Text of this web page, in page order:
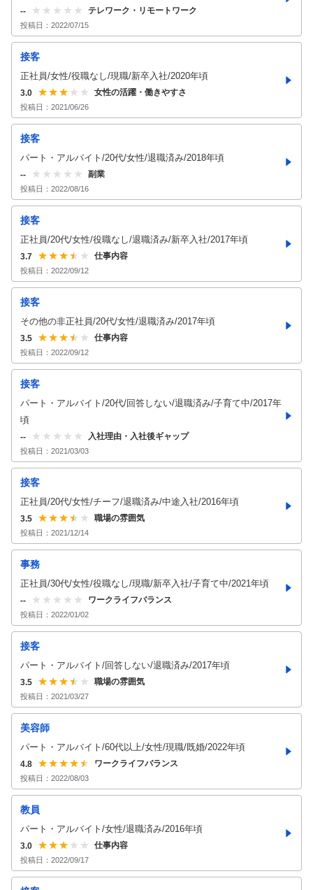
-- テレワーク・リモートワーク
投稿日： 2022/07/15
接客
正社員/女性/役職なし/現職/新卒入社/2020年頃
3.0 女性の活躍・働きやすさ
投稿日： 2021/06/26
接客
パート・アルバイト/20代/女性/退職済み/2018年頃
-- 副業
投稿日： 2022/08/16
接客
正社員/20代/女性/役職なし/退職済み/新卒入社/2017年頃
3.7 仕事内容
投稿日： 2022/09/12
接客
その他の非正社員/20代/女性/退職済み/2017年頃
3.5 仕事内容
投稿日： 2022/09/12
接客
パート・アルバイト/20代/回答しない/退職済み/子育て中/2017年
頃
-- 入社理由・入社後ギャップ
投稿日： 2021/03/03
接客
正社員/20代/女性/チーフ/退職済み/中途入社/2016年頃
3.5 職場の雰囲気
投稿日： 2021/12/14
事務
正社員/30代/女性/役職なし/現職/新卒入社/子育て中/2021年頃
-- ワークライフバランス
投稿日： 2022/01/02
接客
パート・アルバイト/回答しない/退職済み/2017年頃
3.5 職場の雰囲気
投稿日： 2021/03/27
美容師
パート・アルバイト/60代以上/女性/現職/既婚/2022年頃
4.8 ワークライフバランス
投稿日： 2022/08/03
教員
パート・アルバイト/女性/退職済み/2016年頃
3.0 仕事内容
投稿日： 2022/09/17